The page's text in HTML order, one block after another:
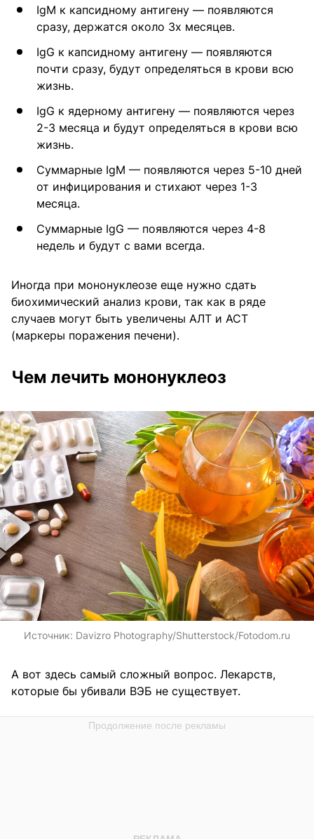
IgM к капсидному антигену — появляются
сразу, держатся около 3х месяцев.
IgG к капсидному антигену — появляются
почти сразу, будут определяться в крови всю
жизнь.
IgG к ядерному антигену — появляются через
2-3 месяца и будут определяться в крови всю
жизнь.
Суммарные IgM — появляются через 5-10 дней
от инфицирования и стихают через 1-3
месяца.
Суммарные IgG — появляются через 4-8
недель и будут с вами всегда.
Иногда при мононуклеозе еще нужно сдать
биохимический анализ крови, так как в ряде
случаев могут быть увеличены АЛТ и АСТ
(маркеры поражения печени).
Чем лечить мононуклеоз
Источник: Davizro Photography/Shutterstock/Fotodom.ru
А вот здесь самый сложный вопрос. Лекарств,
которые бы убивали ВЭБ не существует.